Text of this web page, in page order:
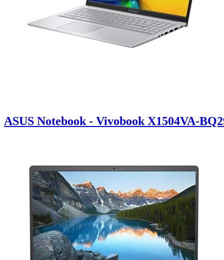
ASUS Notebook - Vivobook X1504VA-